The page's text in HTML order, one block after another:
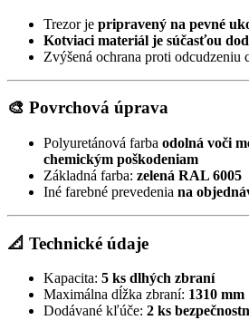
Trezor je pripravený na pevné
Kotviaci materiál je súčasťou
Zvýšená ochrana proti odcudzeniu
🎨 Povrchová úprava
Polyuretánová farba odolná voči
chemickým poškodeniam
Základná farba: zelená RAL 6005
Iné farebné prevedenia na
📐 Technické údaje
Kapacita: 5 ks dlhých zbraní
Maximálna dĺžka zbraní: 1310 mm
Dodávané kľúče: 2 ks